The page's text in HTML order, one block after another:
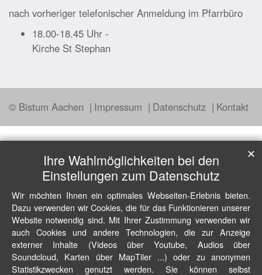
nach vorheriger telefonischer Anmeldung im Pfarrbüro
18.00-18.45 Uhr -
Kirche St Stephan
© Bistum Aachen Impressum Datenschutz Kontakt
Ihre Wahlmöglichkeiten bei den
Einstellungen zum Datenschutz
Wir möchten Ihnen ein optimales Webseiten-Erlebnis bieten.
Dazu verwenden wir Cookies, die für das Funktionieren unserer
Website notwendig sind. Mit Ihrer Zustimmung verwenden wir
auch Cookies und andere Technologien, die zur Anzeige
externer Inhalte (Videos über Youtube, Audios über
Soundcloud, Karten über MapTiler ...) oder zu anonymen
Statistikzwecken genutzt werden. Sie können selbst
✕